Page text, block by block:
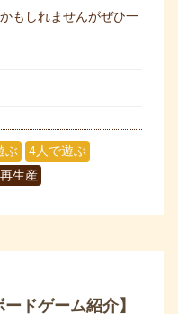
もしれませんがぜひ一
ぶ
4人で遊ぶ
生産
ドゲーム紹介】